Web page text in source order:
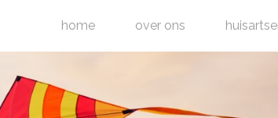
home over ons